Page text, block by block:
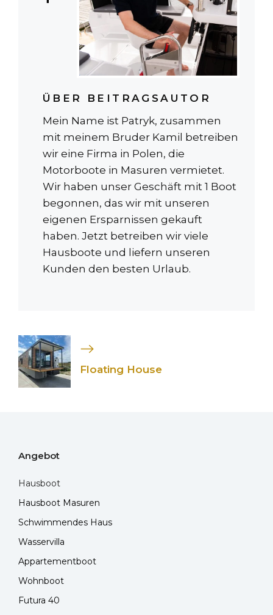
ÜBER BEITRAGSAUTOR
Mein Name ist Patryk, zusammen
mit meinem Bruder Kamil betreiben
wir eine Firma in Polen, die
Motorboote in Masuren vermietet.
Wir haben unser Geschäft mit 1 Boot
begonnen, das wir mit unseren
eigenen Ersparnissen gekauft
haben. Jetzt betreiben wir viele
Hausboote und liefern unseren
Kunden den besten Urlaub.
Floating House
Angebot
Hausboot
Hausboot Masuren
Schwimmendes Haus
Wasservilla
Appartementboot
Wohnboot
Futura 40